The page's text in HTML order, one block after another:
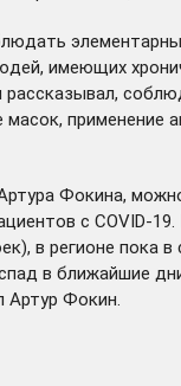
имеющих
Фокина,
с COVID-
в регионе пока
в ближайшие
Артур Фокин.